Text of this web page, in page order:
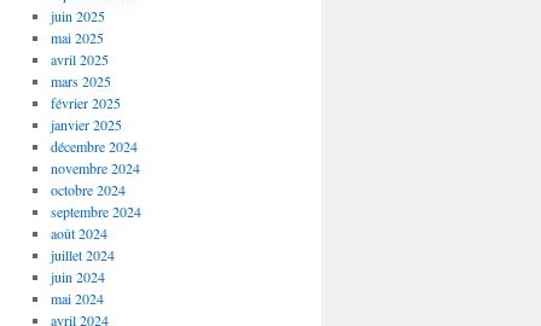
juin 2025
mai 2025
avril 2025
mars 2025
février 2025
janvier 2025
décembre 2024
novembre 2024
octobre 2024
septembre 2024
août 2024
juillet 2024
juin 2024
mai 2024
avril 2024